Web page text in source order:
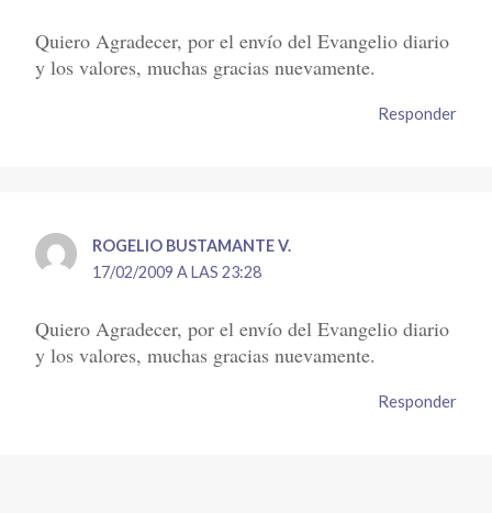
Quiero Agradecer, por el envío del Evangelio diario
y los valores, muchas gracias nuevamente.
Responder
ROGELIO BUSTAMANTE V.
17/02/2009 A LAS 23:28
Quiero Agradecer, por el envío del Evangelio diario
y los valores, muchas gracias nuevamente.
Responder